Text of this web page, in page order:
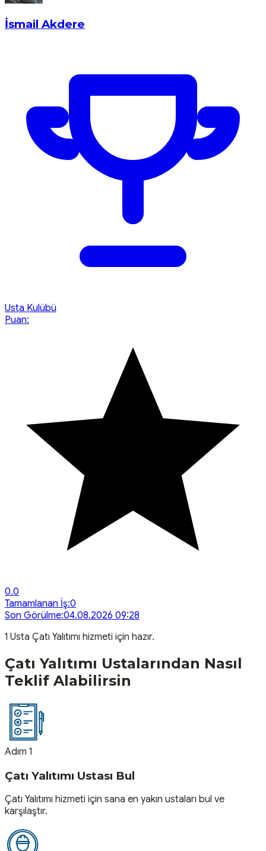
İsmail Akdere
Usta Kulübü
Puan:
0.0
Tamamlanan İş:0
Son Görülme:04.08.2026 09:28
1 Usta Çatı Yalıtımı hizmeti için hazır.
Çatı Yalıtımı Ustalarından Nasıl
Teklif Alabilirsin
Adım 1
Çatı Yalıtımı Ustası Bul
Çatı Yalıtımı hizmeti için sana en yakın ustaları bul ve
karşılaştır.